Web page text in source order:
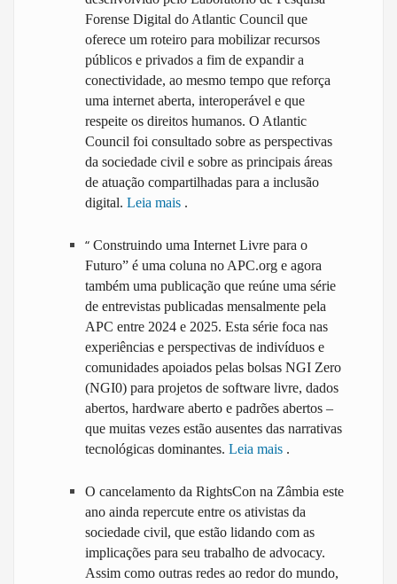
Forense Digital do Atlantic Council que
oferece um roteiro para mobilizar recursos
públicos e privados a fim de expandir a
conectividade, ao mesmo tempo que reforça
uma internet aberta, interoperável e que
respeite os direitos humanos. O Atlantic
Council foi consultado sobre as perspectivas
da sociedade civil e sobre as principais áreas
de atuação compartilhadas para a inclusão
digital. Leia mais .
“ Construindo uma Internet Livre para o
Futuro” é uma coluna no APC.org e agora
também uma publicação que reúne uma série
de entrevistas publicadas mensalmente pela
APC entre 2024 e 2025. Esta série foca nas
experiências e perspectivas de indivíduos e
comunidades apoiados pelas bolsas NGI Zero
(NGI0) para projetos de software livre, dados
abertos, hardware aberto e padrões abertos –
que muitas vezes estão ausentes das narrativas
tecnológicas dominantes. Leia mais .
O cancelamento da RightsCon na Zâmbia este
ano ainda repercute entre os ativistas da
sociedade civil, que estão lidando com as
implicações para seu trabalho de advocacy.
Assim como outras redes ao redor do mundo,